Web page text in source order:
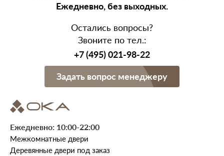
Ежедневно, без выходных.
Остались вопросы?
Звоните по тел.:
+7 (495) 021-98-22
Задать вопрос менеджеру
Ежедневно: 10:00-22:00
Межкомнатные двери
Деревянные двери под заказ